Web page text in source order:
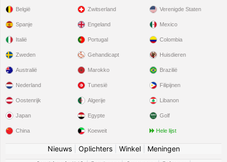
België
Spanje
Italië
Zweden
Zwitserland
Engeland
Portugal
Gehandicapt
Verenigde Staten
Mexico
Colombia
Huisdieren
Australië
Nederland
Oostenrijk
Japan
China
Marokko
Tunesië
Algerije
Egypte
Koeweit
Brazilië
Filipijnen
Libanon
Golf
Hele lijst
Nieuws| Oplichters| Winkel| Meningen